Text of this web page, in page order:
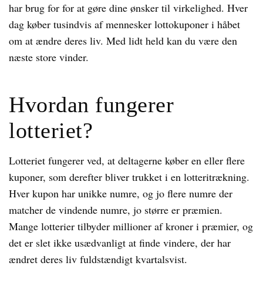
har brug for for at gøre dine ønsker til virkelighed. Hver
dag køber tusindvis af mennesker lottokuponer i håbet
om at ændre deres liv. Med lidt held kan du være den
næste store vinder.
Hvordan fungerer
lotteriet?
Lotteriet fungerer ved, at deltagerne køber en eller flere
kuponer, som derefter bliver trukket i en lotteritrækning.
Hver kupon har unikke numre, og jo flere numre der
matcher de vindende numre, jo større er præmien.
Mange lotterier tilbyder millioner af kroner i præmier, og
det er slet ikke usædvanligt at finde vindere, der har
ændret deres liv fuldstændigt kvartalsvist.